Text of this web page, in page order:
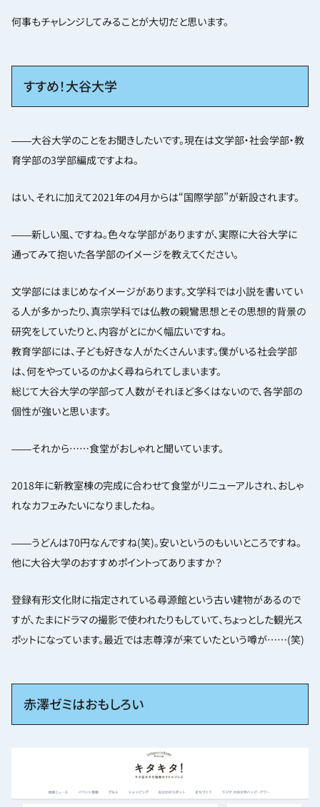
何事もチャレンジしてみることが大切だと思います。
すすめ！大谷大学
――大谷大学のことをお聞きしたいです。現在は文学部・社会学部・教
育学部の3学部編成ですよね。
はい、それに加えて2021年の4月からは“国際学部”が新設されます。
――新しい風、ですね。色々な学部がありますが、実際に大谷大学に
通ってみて抱いた各学部のイメージを教えてください。
文学部にはまじめなイメージがあります。文学科では小説を書いてい
る人が多かったり、真宗学科では仏教の親鸞思想とその思想的背景の
研究をしていたりと、内容がとにかく幅広いですね。
教育学部には、子ども好きな人がたくさんいます。僕がいる社会学部
は、何をやっているのかよく尋ねられてしまいます。
総じて大谷大学の学部って人数がそれほど多くはないので、各学部の
個性が強いと思います。
――それから……食堂がおしゃれと聞いています。
2018年に新教室棟の完成に合わせて食堂がリニューアルされ、おしゃ
れなカフェみたいになりましたね。
――うどんは70円なんですね(笑)。安いというのもいいところですね。
他に大谷大学のおすすめポイントってありますか？
登録有形文化財に指定されている尋源館という古い建物があるので
すが、たまにドラマの撮影で使われたりもしていて、ちょっとした観光ス
ポットになっています。最近では志尊淳が来ていたという噂が……(笑)
赤澤ゼミはおもしろい